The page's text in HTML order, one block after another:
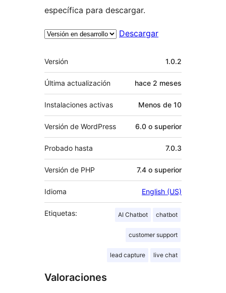
específica para descargar.
Descargar
Meta
Versión 1.0.2
Última actualización hace 2 meses
Instalaciones activas Menos de 10
Versión de WordPress 6.0 o superior
Probado hasta 7.0.3
Versión de PHP 7.4 o superior
Idioma English (US)
Etiquetas: AI Chatbot chatbot
customer support
lead capture live chat
Valoraciones